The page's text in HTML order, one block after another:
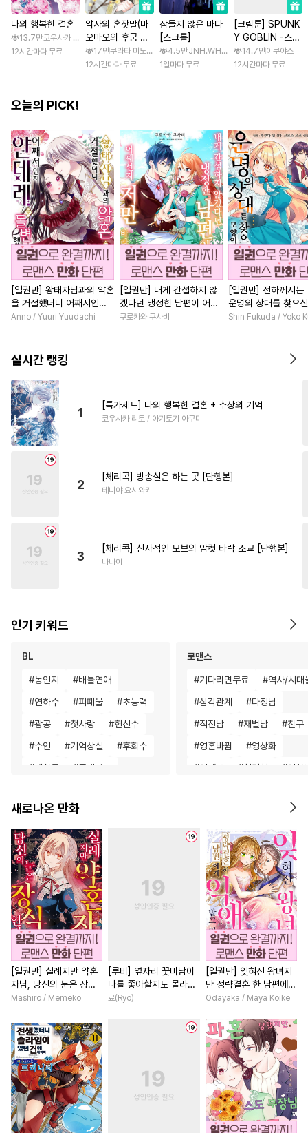
나의 행복한 결혼
13.7만코우사카 리토 / 아기토기 아쿠미
12시간마다 무료
약사의 혼잣말(마
오마오의 후궁 수
수께끼 풀이수첩)
17만쿠라타 미노지 / 휴우가 나츠
12시간마다 무료
잠들지 않은 바다
[스크롤]
4.5만JNH.WH Studio / Lasso
1일마다 무료
[크림툰] SPUNK
Y GOBLIN -스펑
키 고블린- [스크
롤]
14.7만이쿠야스
12시간마다 무료
오늘의 PICK!
[일권만] 왕태자님과의 약혼
을 거절했더니 어째서인지
얀데레로 돌변했습니다 [단
Anno / Yuuri Yuudachi
[일권만] 내게 간섭하지 않
겠다던 냉정한 남편이 어째
선지 저만 바라봅니다 [단행
쿠로카와 쿠사비
[일권만] 전하께서는
운명의 상대를 찾으
이네요 (웃음) [단행
Shin Fukuda / Yoko
실시간 랭킹
1
[특가세트] 나의 행복한 결혼 + 추상의 기억
코우사카 리토 / 아기토기 아쿠미
2
[체리콕] 방송실은 하는 곳 [단행본]
테니야 요시와키
3
[체리콕] 신사적인 모브의 암컷 타락 조교 [단행본]
나나이
인기 키워드
BL
#동인지 #배틀연애
#연하수 #피폐물 #초능력
#광공 #첫사랑 #헌신수
#수인 #기억상실 #후회수
#재회물 #존댓말공
#서양풍 #계약관계
#단정수 #침착수
#다각관계 #드라마
#선후배 #귀염수
#후방주의 #굴림수
#연상수 #변태수
#OO버스 #또라이공
#다정수 # 집착수 # 육아물
# 페티쉬 # 능욕공 #판타지
#학원/캠퍼스 #무심공
#대물공 #옴니버스
#짝사랑공 #냉혈공
#다공일수 #질투
#역사/시대물 #쓰레기수
로맨스
#기다리면무료 #역사/시대
#삼각관계 #다정남
#직진남 #재벌남 #친구
#영혼바뀜 #영상화
#연예계 #첫경험 #연하
죽음/
#
다정남 #명문세가
재회물 #성장물
소설원작 #연애/결혼
절륜 #첫사랑 #계략남
현대물 #복수 #게임
섹스파트너 #애증관계
육아물 #직진녀 #부부
#
현대물 #회귀물 #소년
#
다각관계 #할리퀸
복수물 # 절륜남 #까칠
친구>연인 #사제관계
평범남 #선후배 #후회
인외존재 #배틀연애
새로나온 만화
[일권만] 실례지만 약혼
자님, 당신의 눈은 장식
인가요? [단행본]
Mashiro / Memeko
[루비] 옆자리 꽃미남이
나를 좋아할지도 몰라
[단행본]
료(Ryo)
[일권만] 잊혀진 왕녀지
만 정략결혼 한 남편에게
익애받고 있습니다 [단행
Odayaka / Maya Koike